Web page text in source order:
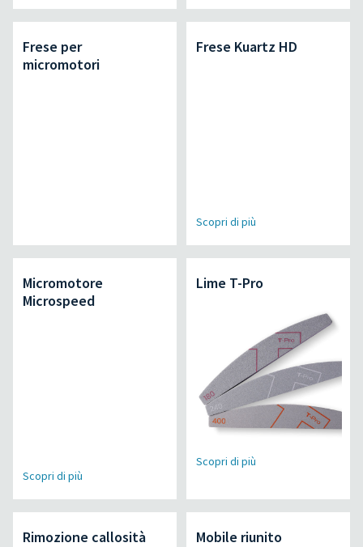
Frese per
micromotori
Frese Kuartz HD
Scopri di più
Micromotore
Microspeed
Scopri di più
Lime T-Pro
Scopri di più
Rimozione callosità
Mobile riunito